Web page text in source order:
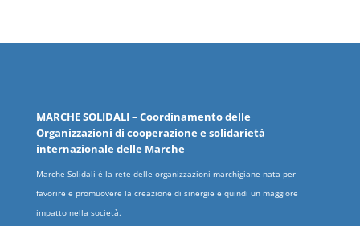
MARCHESOLIDALI– Coordinamento delle
Organizzazioni di cooperazione e solidarietà
internazionale delle Marche
Marche Solidali è la rete delle organizzazioni marchigiane nata per
favorire e promuovere la creazione di sinergie e quindi un maggiore
impatto nella società.